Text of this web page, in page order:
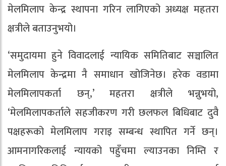
मेलमिलाप केन्द्र स्थापना गरिन लागिएको अध्यक्ष महतरा
क्षत्रीले बताउनुभयो।
‘समुदायमा हुने विवादलाई न्यायिक समितिबाट सञ्चालित
मेलमिलाप केन्द्रमा नै समाधान खोजिनेछ। हरेक वडामा
मेलमिलापकर्ता छन्,’ महतरा क्षत्रीले भन्नुभयो,
‘मेलमिलापकर्ताले सहजीकरण गरी छलफल बिधिबाट दुवै
पक्षहरूको मेलमिलाप गराइ सम्बन्ध स्थापित गर्ने छन्।
आमनागरिकलाई न्यायको पहुँचमा ल्याउनका निम्ति र